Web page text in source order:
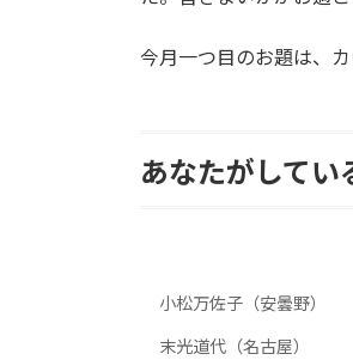
今月一つ目のお題は、
あなたがしてい
小松万佐子（安曇野）
末光道代（名古屋）